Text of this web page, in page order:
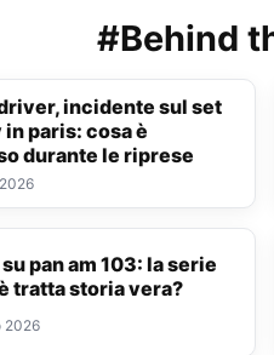
#Behind
paris: cosa è
durante le riprese
tratta storia vera?
2026